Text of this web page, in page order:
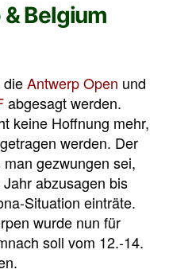
Belgium
dieAntwerp Open und
abgesagt werden.
keine Hoffnung mehr,
werden. Der
gezwungen sei,
abzusagen bis
Situation einträte.
wurde nun für
soll vom 12.-14.